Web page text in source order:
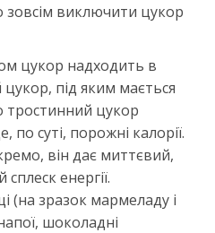
зовсім виключити цукор
цукор надходить в
під яким мається
тростинний цукор
по суті, порожні калорії.
він дає миттєвий,
енергії.
(на зразок мармеладу і
шоколадні